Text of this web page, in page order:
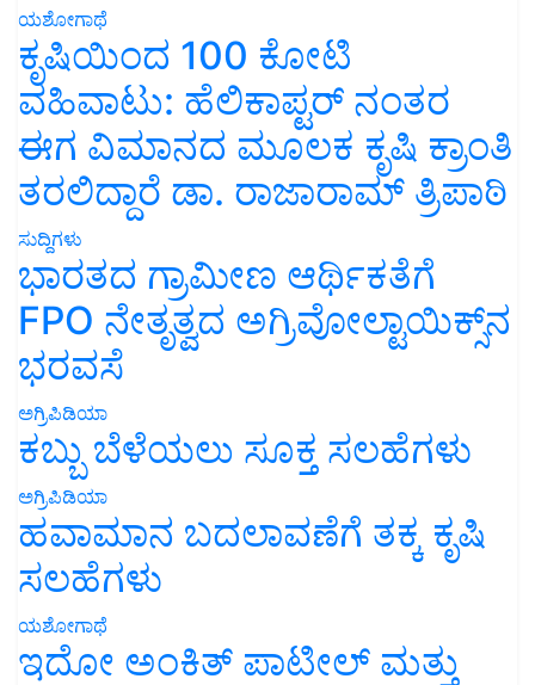
ಯಶೋಗಾಥೆ
ಕೃಷಿಯಿಂದ 100 ಕೋಟಿ
ವಹಿವಾಟು: ಹೆಲಿಕಾಪ್ಟರ್ ನಂತರ
ಈಗ ವಿಮಾನದ ಮೂಲಕ ಕೃಷಿ ಕ್ರಾಂತಿ
ತರಲಿದ್ದಾರೆ ಡಾ. ರಾಜಾರಾಮ್ ತ್ರಿಪಾಠಿ
ಸುದ್ದಿಗಳು
ಭಾರತದ ಗ್ರಾಮೀಣ ಆರ್ಥಿಕತೆಗೆ
FPO ನೇತೃತ್ವದ ಅಗ್ರಿವೋಲ್ಟಾಯಿಕ್ಸ್‌ನ
ಭರವಸೆ
ಅಗ್ರಿಪಿಡಿಯಾ
ಕಬ್ಬು ಬೆಳೆಯಲು ಸೂಕ್ತ ಸಲಹೆಗಳು
ಅಗ್ರಿಪಿಡಿಯಾ
ಹವಾಮಾನ ಬದಲಾವಣೆಗೆ ತಕ್ಕ ಕೃಷಿ
ಸಲಹೆಗಳು
ಯಶೋಗಾಥೆ
ಇದೋ ಅಂಕಿತ್ ಪಾಟೀಲ್ ಮತ್ತು